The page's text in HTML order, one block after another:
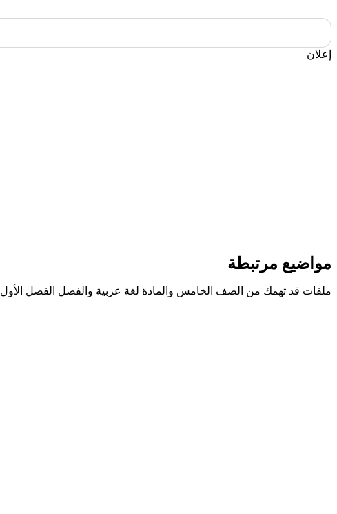
إعلان
مواضيع مرتبطة
ملفات قد تهمك من الصف الخامس والمادة لغة عربية والفصل الفصل الأول